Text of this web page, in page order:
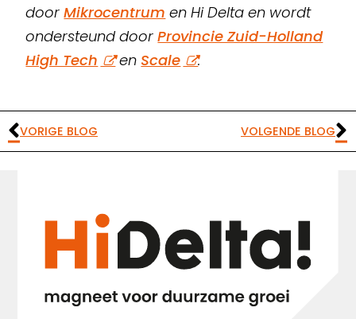
doorMikrocentrum en Hi Delta en wordt
ondersteund doorProvincie Zuid-Holland
High Tech
en Scale .
VORIGE BLOG VOLGENDE BLOG